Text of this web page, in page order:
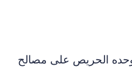
الحريص على مصالح